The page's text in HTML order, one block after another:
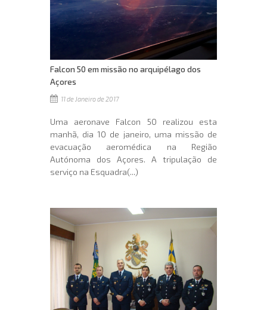
Falcon 50 em missão no arquipélago dos
Açores
11 de Janeiro de 2017
Uma aeronave Falcon 50 realizou esta
manhã, dia 10 de janeiro, uma missão de
evacuação aeromédica na Região
Autónoma dos Açores. A tripulação de
serviço na Esquadra(...)